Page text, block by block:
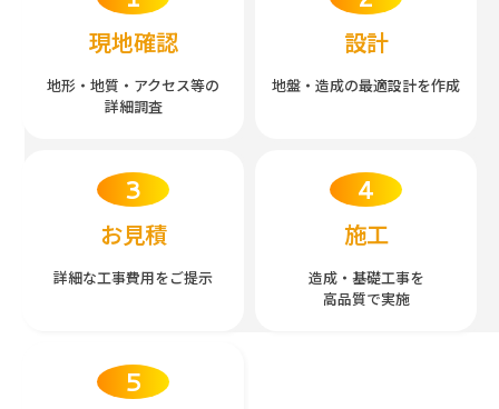
現地確認
地形・地質・ アクセス等の
詳細調査
設計
地盤・造成の最適設計を作成
お見積
詳細な工事費用をご提示
施工
造成・基礎工事を
高品質で実施